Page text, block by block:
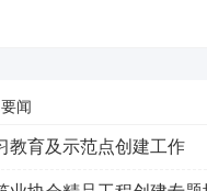
闻
教育及示范点创建工作